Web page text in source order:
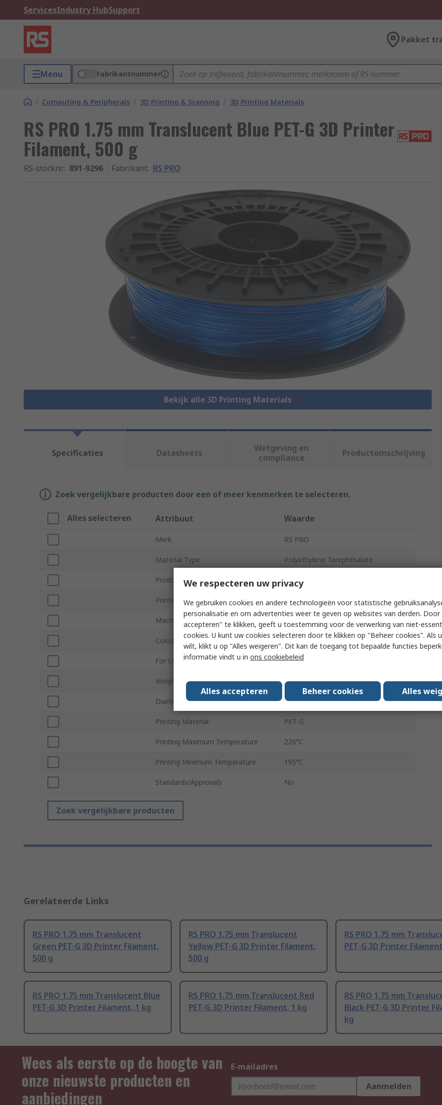
ServicesIndustry HubSupport
Pakket
Menu Fabrikantnummer
/ Computing & Peripherals / 3D Printing & Scanning / 3D Printing Materials
RS PRO 1.75 mm Translucent Blue PET-G 3D Printer
Filament, 500 g
RS-stocknr.: 891-9296 Fabrikant: RS PRO
Bekijk alle 3D Printing Materials
Specificaties Datasheets
Wetgeving en
compliance
Productomschrijving
Zoek vergelijkbare producten door een of meer kenmerken te selecteren.
Alles selecteren Attribuut Waarde
Merk RS PRO
Material Type Polyethylene Terephthalate
Product Type 3D Printer Filament
Printing Technology Fused Deposition Modelling (FDM)
Machine Specific No
Colour Translucent Blue
For Use With Common Desktop 3D Printers
Weight 500g
Diameter 1.75mm
Printing Material PET-G
Printing Maximum Temperature 220°C
Printing Minimum Temperature 195°C
Standards/Approvals No
Zoek vergelijkbare producten
Gerelateerde Links
RS PRO 1.75 mm Translucent
Green PET-G 3D Printer Filament,
500 g
RS PRO 1.75 mm Translucent
Yellow PET-G 3D Printer Filament,
500 g
RS PRO 1.75 mm
PET-G 3D Printer
RS PRO 1.75 mm Translucent Blue
PET-G 3D Printer Filament, 1 kg
RS PRO 1.75 mm Translucent Red
PET-G 3D Printer Filament, 1 kg
RS PRO 1.75 mm
Black PET-G 3D Printer
kg
Wees als eerste op de hoogte van
onze nieuwste producten en
aanbiedingen
E-mailadres
Aanmelden
We respecteren uw privacy
We gebruiken cookies en andere technologieën voor statistische
personalisatie en om advertenties weer te geven op websites van derden. Door
accepteren" te klikken, geeft u toestemming voor de verwerking van niet-
cookies. U kunt uw cookies selecteren door te klikken op "Beheer cookies". Als
wilt, klikt u op "Alles weigeren". Dit kan de toegang tot bepaalde functies
informatie vindt u in ons cookiebeleid
Alles accepteren Beheer cookies Alles